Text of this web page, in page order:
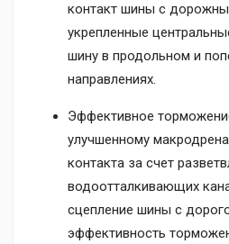
контакт шины с
укрепленные
шину в продольном и
направлениях.
Эффективное
улучшенному
контакта за счет
водоотталкивающих
сцепление шины с
эффективность